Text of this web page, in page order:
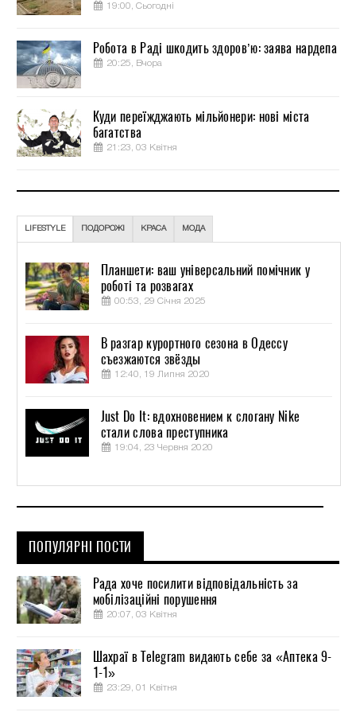
19:00, Сьогодні
Робота в Раді шкодить здоров’ю: заява нардепа
20:25, Вчора
Куди переїжджають мільйонери: нові міста
багатства
21:23, 03 Квітня
LIFESTYLE ПОДОРОЖІ КРАСА МОДА
Планшети: ваш універсальний помічник у
роботі та розвагах
00:53, 29 Січня 2025
В разгар курортного сезона в Одессу
съезжаются звёзды
12:40, 19 Липня 2020
Just Do It: вдохновением к слогану Nike
стали слова преступника
19:04, 23 Червня 2020
ПОПУЛЯРНІ ПОСТИ
Рада хоче посилити відповідальність за
мобілізаційні порушення
20:07, 03 Квітня
Шахраї в Telegram видають себе за «Аптека 9-
1-1»
23:29, 01 Квітня